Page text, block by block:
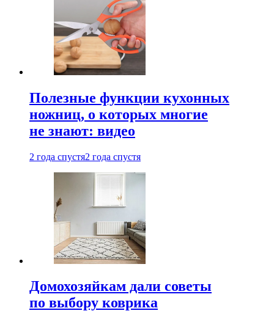
Полезные функции кухонных
ножниц, о которых многие
не знают: видео
2 года спустя2 года спустя
Домохозяйкам дали советы
по выбору коврика